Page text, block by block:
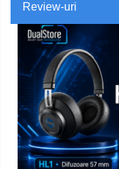
Review-uri